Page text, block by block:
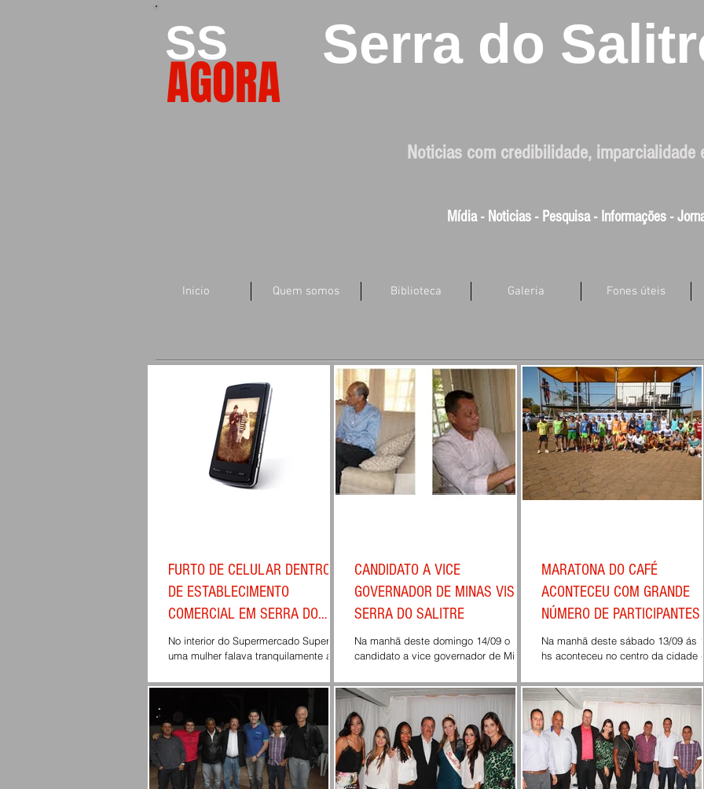
SS
AGORA
Serra do
Noticias com credibilidade, imparcialidade
Mídia - Noticias - Pesquisa - Informações -
Inicio Quem somos Biblioteca Galeria Fones úteis
FURTO DE CELULAR DENTRO
DE ESTABLECIMENTO
COMERCIAL EM SERRA DO
SALITRE LEVOU MULHER PARA
CADEIA.
No interior do Supermercado Super J,
uma mulher falava tranquilamente ao
displicentemente deixou o...
CANDIDATO A VICE
GOVERNADOR DE MINAS VISITA
SERRA DO SALITRE
Na manhã deste domingo 14/09 o
candidato a vice governador de Minas
candidato Fernando Pimentel que...
MARATONA DO CAFÉ
ACONTECEU COM GRANDE
NÚMERO DE PARTICIPANTES
Na manhã deste sábado 13/09 ás 10
hs aconteceu no centro da cidade
feminina e masculina do...